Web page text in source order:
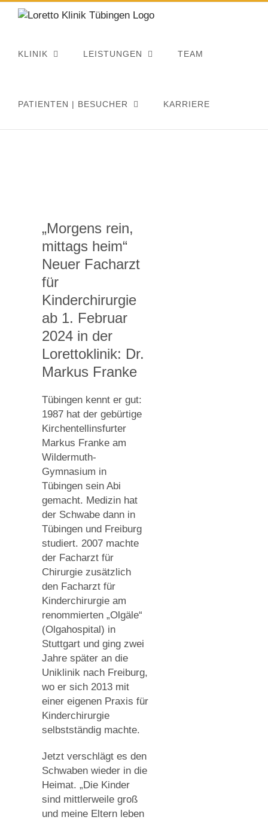
Zum
Inhalt
KLINIK LEISTUNGEN TEAM
PATIENTEN | BESUCHER KARRIERE
„Morgens rein,
mittags heim“
Neuer Facharzt
für
Kinderchirurgie
ab 1. Februar
2024 in der
Lorettoklinik: Dr.
Markus Franke
Tübingen kennt er gut:
1987 hat der gebürtige
Kirchentellinsfurter
Markus Franke am
Wildermuth-
Gymnasium in
Tübingen sein Abi
gemacht. Medizin hat
der Schwabe dann in
Tübingen und Freiburg
studiert. 2007 machte
der Facharzt für
Chirurgie zusätzlich
den Facharzt für
Kinderchirurgie am
renommierten „Olgäle“
(Olgahospital) in
Stuttgart und ging zwei
Jahre später an die
Uniklinik nach Freiburg,
wo er sich 2013 mit
einer eigenen Praxis für
Kinderchirurgie
selbstständig machte.
Jetzt verschlägt es den
Schwaben wieder in die
Heimat. „Die Kinder
sind mittlerweile groß
und meine Eltern leben